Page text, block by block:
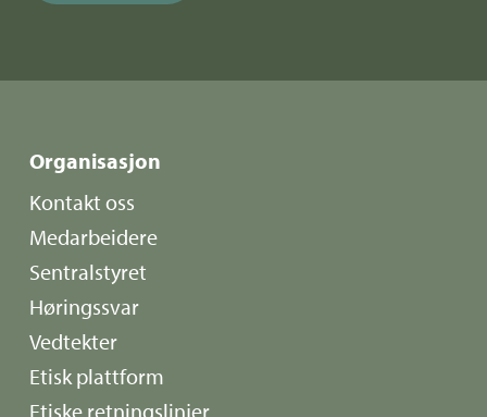
Organisasjon
Kontakt oss
Medarbeidere
Sentralstyret
Høringssvar
Vedtekter
Etisk plattform
Etiske retningslinjer